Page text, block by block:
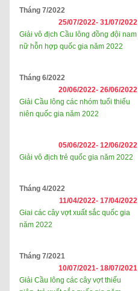
Tháng 7/2022
25/07/2022- 31/07/2022
Giải vô địch Cầu lông đồng đội nam
nữ hỗn hợp quốc gia năm 2022
Tháng 6/2022
20/06/2022- 26/06/2022
Giải Cầu lông các nhóm tuổi thiếu
niên quốc gia năm 2022
05/06/2022- 12/06/2022
Giải vô địch trẻ quốc gia năm 2022
Tháng 4/2022
11/04/2022- 17/04/2022
Giai các cây vợt xuất sắc quốc gia
năm 2022
Tháng 7/2021
10/07/2021- 18/07/2021
Giải Cầu lông các cây vợt thiếu